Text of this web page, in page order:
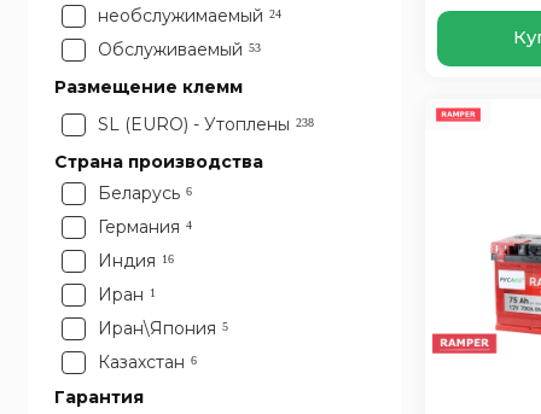
необслужимаемый 24
Обслуживаемый 53
Размещение клемм
SL (EURO) - Утоплены 238
Страна производства
Беларусь 6
Германия 4
Индия 16
Иран 1
Иран\Япония 5
Казахстан 6
Китай
Гарантия